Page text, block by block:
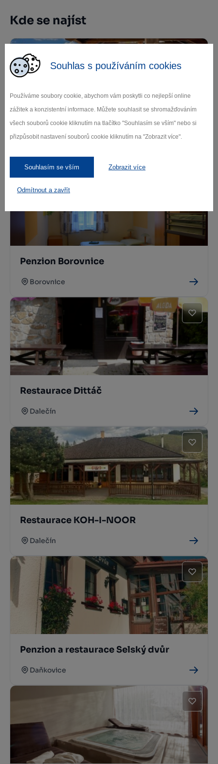
Souhlas s používáním cookies
Používáme soubory cookie, abychom vám poskytli co nejlepší online
zážitek a konzistentní informace. Můžete souhlasit se shromažďováním
všech souborů cookie kliknutím na tlačítko "Souhlasím se vším" nebo si
přizpůsobit nastavení souborů cookie kliknutím na "Zobrazit více".
Souhlasím se vším Zobrazit více
Odmítnout a zavřít
Kde se najíst
Občerstvení před Lominkou
Penzion Borovnice
Borovnice
Restaurace Dittáč
Dalečín
Restaurace KOH-I-NOOR
Dalečín
Penzion a restaurace Selský dvůr
Daňkovice